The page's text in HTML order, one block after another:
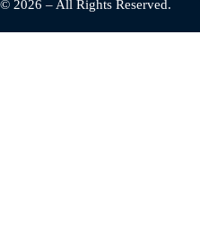
© 2026 – All Rights Reserved.